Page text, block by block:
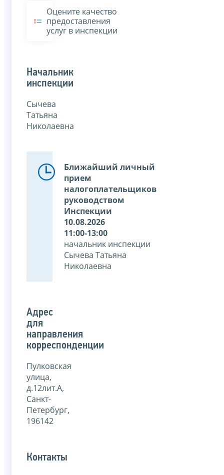
Оцените качество
предоставления
услуг в инспекции
Начальник
инспекции
Сычева
Татьяна
Николаевна
Ближайший личный
прием
налогоплательщиков
руководством
Инспекции
10.08.2026
11:00-13:00
начальник инспекции
Сычева Татьяна
Николаевна
Адрес
для
направления
корреспонденции
Пулковская
улица,
д.12лит.А,
Санкт-
Петербург,
196142
Контакты